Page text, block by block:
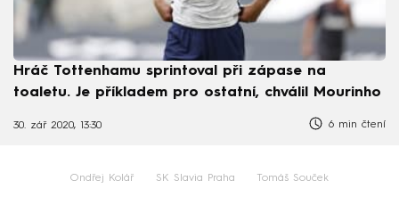
Hráč Tottenhamu sprintoval při zápase na
toaletu. Je příkladem pro ostatní, chválil Mourinho
30. zář 2020, 13:30 6 min čtení
Ondřej Kolář SK Slavia Praha Tomáš Souček